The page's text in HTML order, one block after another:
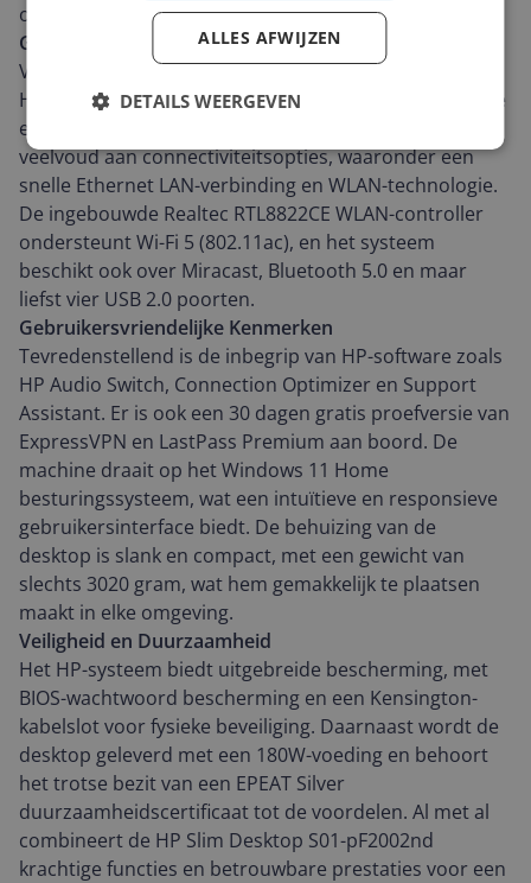
opslagruimte en verbazingwekkende laadsnelheden.
Grafische Kenmerken en Connectiviteitsopties
Voor de visueel veeleisende gebruiker beschikt deze
HP-desktop over Intel UHD Graphics 730, voor heldere
en levendige beeldkwaliteit. De machine heeft een
veelvoud aan connectiviteitsopties, waaronder een
snelle Ethernet LAN-verbinding en WLAN-technologie.
De ingebouwde Realtec RTL8822CE WLAN-controller
ondersteunt Wi-Fi 5 (802.11ac), en het systeem
beschikt ook over Miracast, Bluetooth 5.0 en maar
liefst vier USB 2.0 poorten.
Gebruikersvriendelijke Kenmerken
Tevredenstellend is de inbegrip van HP-software zoals
HP Audio Switch, Connection Optimizer en Support
Assistant. Er is ook een 30 dagen gratis proefversie van
ExpressVPN en LastPass Premium aan boord. De
machine draait op het Windows 11 Home
besturingssysteem, wat een intuïtieve en responsieve
gebruikersinterface biedt. De behuizing van de
desktop is slank en compact, met een gewicht van
slechts 3020 gram, wat hem gemakkelijk te plaatsen
maakt in elke omgeving.
Veiligheid en Duurzaamheid
Het HP-systeem biedt uitgebreide bescherming, met
BIOS-wachtwoord bescherming en een Kensington-
kabelslot voor fysieke beveiliging. Daarnaast wordt de
desktop geleverd met een 180W-voeding en behoort
het trotse bezit van een EPEAT Silver
duurzaamheidscertificaat tot de voordelen. Al met al
combineert de HP Slim Desktop S01-pF2002nd
krachtige functies en betrouwbare prestaties voor een
ALLES AFWIJZEN
DETAILS WEERGEVEN